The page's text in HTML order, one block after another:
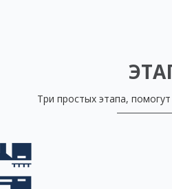
Три простых этапа,